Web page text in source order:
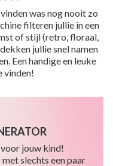
was nog nooit zo
filteren jullie in een
of stijl (retro, floraal,
jullie snel namen
Een handige en leuke
vinden!
jouw kind!
slechts een paar